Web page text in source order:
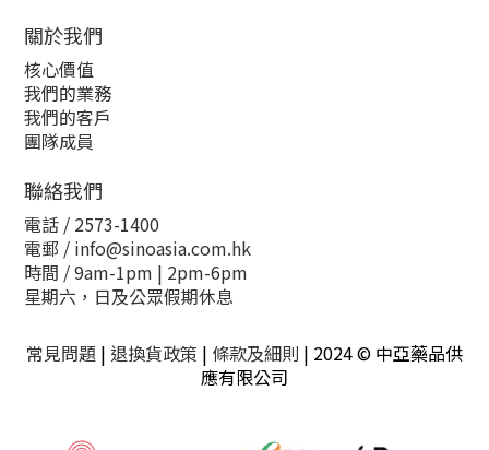
關於我們
核心價值
我們的業務
我們的客戶
團隊成員
聯絡我們
電話 / 2573-1400
電郵 / info@sinoasia.com.hk
時間 / 9am-1pm | 2pm-6pm
星期六，日及公眾假期休息
常見問題 | 退換貨政策 | 條款及細則 | 2024 © 中亞藥品供
應有限公司